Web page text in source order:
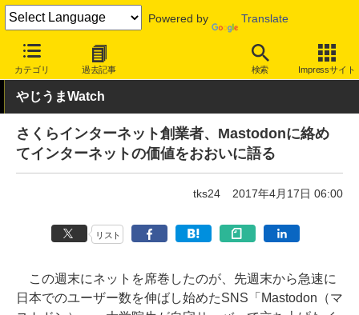
Powered by Translate
カテゴリ 過去記事 検索 Impressサイト
INTERNET Watch トピック
やじうまWatch
さくらインターネット創業者、Mastodonに絡め
てインターネットの価値をおおいに語る
tks24 2017年4月17日 06:00
リスト
この週末にネットを席巻したのが、先週末から急速に
日本でのユーザー数を伸ばし始めたSNS「Mastodon（マ